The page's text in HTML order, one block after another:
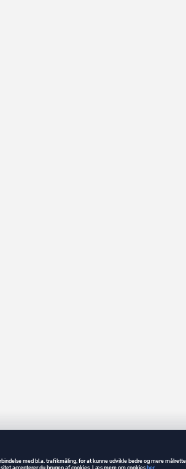
med bl.a. trafikmåling, for at kunne udvikle bedre og mere
accepterer du brugen af cookies. Læs mere om cookiesher.